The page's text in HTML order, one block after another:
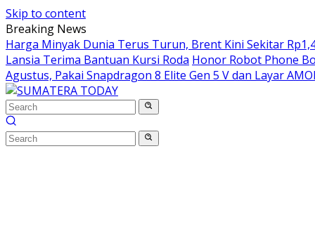
Skip to content
Breaking News
Harga Minyak Dunia Terus Turun, Brent Kini Sekitar
Lansia Terima Bantuan Kursi Roda Honor Robot Phone
Agustus, Pakai Snapdragon 8 Elite Gen 5 V dan Layar